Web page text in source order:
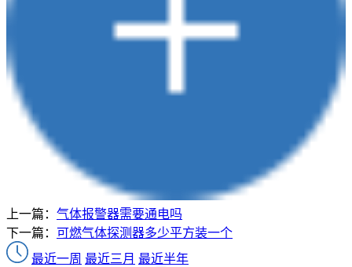
上一篇： 气体报警器需要通电吗
下一篇： 可燃气体探测器多少平方装一个
最近一周 最近三月 最近半年